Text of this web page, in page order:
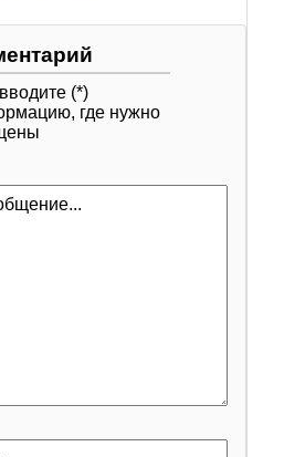
(*)
где нужно